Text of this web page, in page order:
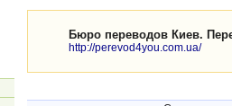
Бюро переводов Киев.
http://perevod4you.com.ua/